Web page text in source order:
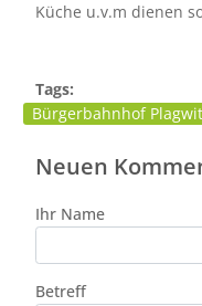
Küche u.v.m dienen
Tags:
Bürgerbahnhof
Neuen
Ihr Name
Betreff